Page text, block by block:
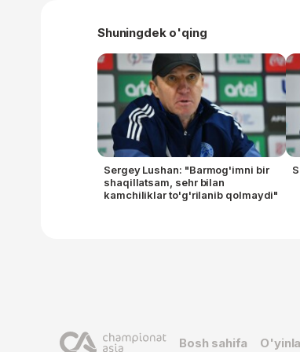
Shuningdek o'qing
Sergey Lushan: "Barmog'imni bir
shaqillatsam, sehr bilan
kamchiliklar to'g'rilanib qolmaydi"
Bosh sahifa